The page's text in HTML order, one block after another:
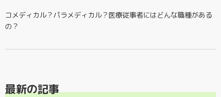
コメディカル？パラメディカル？医療従事者にはどんな職種がある
の？
最新の記事